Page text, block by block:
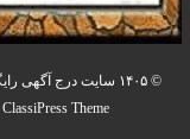
© ۱۴۰۵ سایت درج آگهی رایگان و نیازمندیهای پرترین. کلیه حقوق محفوظ می باشد.
ClassiPress Theme